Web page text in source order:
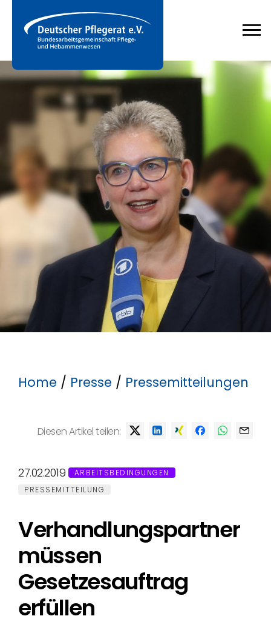
Home / Presse / Pressemitteilungen
Diesen Artikel teilen:
27.02.2019
ARBEITSBEDINGUNGEN
PRESSEMITTEILUNG
Verhandlungspartner
müssen
Gesetzesauftrag
erfüllen